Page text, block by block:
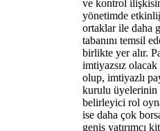
ve kontrol
yönetimde
ortaklar ile daha
tabanını temsil
birlikte yer alır.
imtiyazsız olacak
olup, imtiyazlı
kurulu üyelerinin
belirleyici rol
ise daha çok
geniş yatırımcı